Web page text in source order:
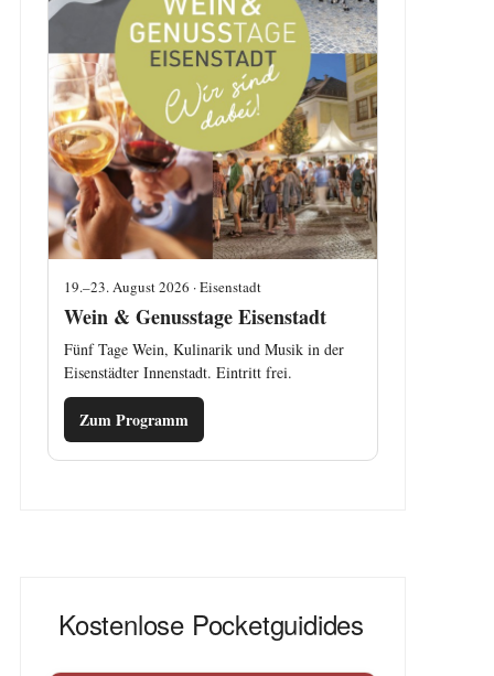
19.–23. August 2026 · Eisenstadt
Wein & Genusstage Eisenstadt
Fünf Tage Wein, Kulinarik und Musik in der
Eisenstädter Innenstadt. Eintritt frei.
Zum Programm
Kostenlose Pocketguidides